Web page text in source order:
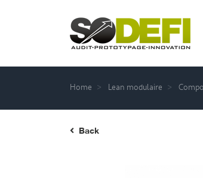
Home Lean modulaire
Back